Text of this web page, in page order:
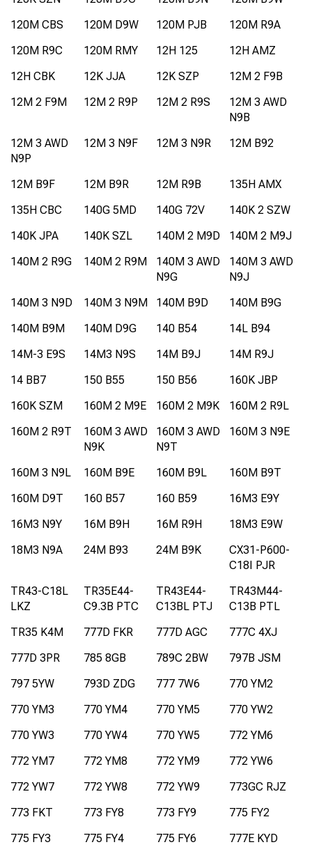
120M CBS
120M D9W 120M PJB
120M R9A
120M R9C
120M RMY 12H 125
12H AMZ
12H CBK
12K JJA 12K SZP
12M 2 F9B
12M 2 F9M
12M 2 R9P 12M 2 R9S
12M 3 AWD
N9B
12M 3 AWD
N9P
12M 3 N9F 12M 3 N9R 12M B92
12M B9F 12M B9R 12M R9B
135H AMX
135H CBC
140G 5MD 140G 72V
140K 2 SZW
140K JPA
140K SZL 140M 2 M9D
140M 2 M9J
140M 2 R9G
140M 2 R9M
140M 3 AWD
N9G
140M 3 AWD
N9J
140M 3 N9D
140M 3 N9M 140M B9D
140M B9G
140M B9M
140M D9G 140 B54
14L B94
14M-3 E9S
14M3 N9S 14M B9J
14M R9J
14 BB7
150 B55 150 B56
160K JBP
160K SZM
160M 2 M9E 160M 2 M9K
160M 2 R9L
160M 2 R9T
160M 3 AWD
N9K
160M 3 AWD
N9T
160M 3 N9E
160M 3 N9L 160M B9E 160M B9L
160M B9T
160M D9T
160 B57 160 B59
16M3 E9Y
16M3 N9Y
16M B9H 16M R9H
18M3 E9W
18M3 N9A
24M B93 24M B9K
CX31-P600-
C18I PJR
TR43-C18L
LKZ
TR35E44-
C9.3B PTC
TR43E44-
C13BL PTJ
TR43M44-
C13B PTL
TR35 K4M
777D FKR 777D AGC
777C 4XJ
777D 3PR
785 8GB 789C 2BW
797B JSM
797 5YW
793D ZDG 777 7W6
770 YM2
770 YM3
770 YM4 770 YM5
770 YW2
770 YW3
770 YW4 770 YW5
772 YM6
772 YM7
772 YM8 772 YM9
772 YW6
772 YW7
772 YW8 772 YW9
773GC RJZ
773 FKT
773 FY8 773 FY9
775 FY2
775 FY3
775 FY4 775 FY6
777E KYD